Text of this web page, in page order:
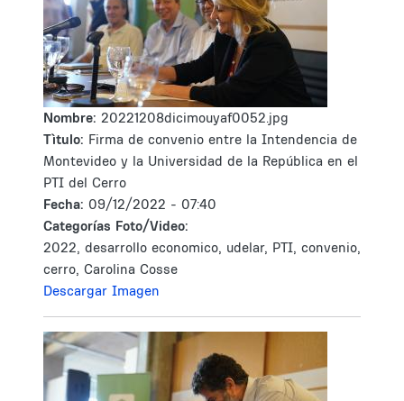
Nombre: 20221208dicimouyaf0052.jpg
Tìtulo: Firma de convenio entre la Intendencia de
Montevideo y la Universidad de la República en el
PTI del Cerro
Fecha: 09/12/2022 - 07:40
Categorías Foto/Video:
2022, desarrollo economico, udelar, PTI, convenio,
cerro, Carolina Cosse
Descargar Imagen